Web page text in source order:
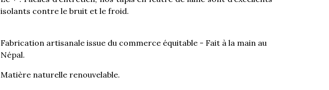
isolants contre le bruit et le froid.
Fabrication artisanale issue du commerce équitable - Fait à la main au
Népal.
Matière naturelle renouvelable.